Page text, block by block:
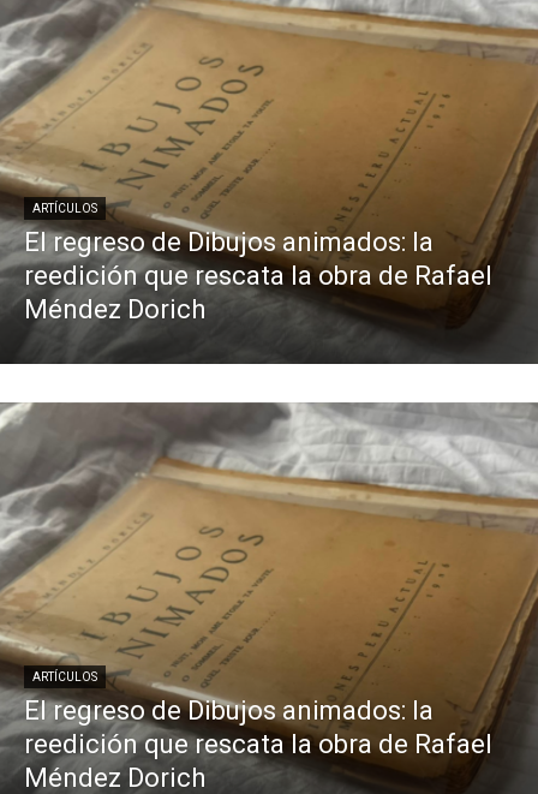
ARTÍCULOS
El regreso de Dibujos animados: la
reedición que rescata la obra de Rafael
Méndez Dorich
ARTÍCULOS
El regreso de Dibujos animados: la
reedición que rescata la obra de Rafael
Méndez Dorich